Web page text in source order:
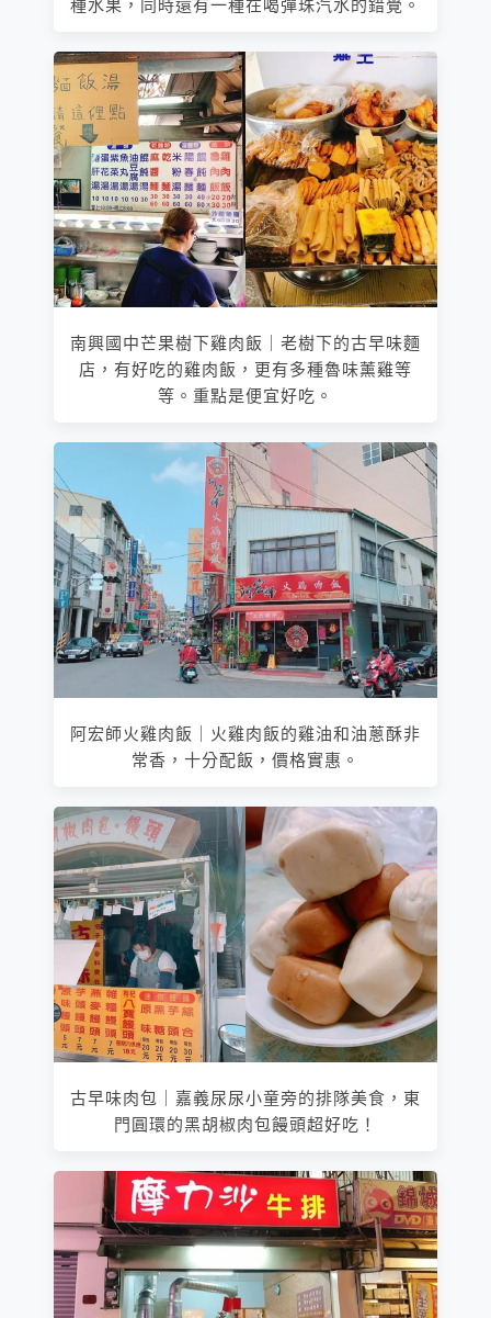
種水果，同時還有一種在喝彈珠汽水的錯覺。
南興國中芒果樹下雞肉飯｜老樹下的古早味麵
店，有好吃的雞肉飯，更有多種魯味薰雞等
等。重點是便宜好吃。
阿宏師火雞肉飯｜火雞肉飯的雞油和油蔥酥非
常香，十分配飯，價格實惠。
古早味肉包｜嘉義尿尿小童旁的排隊美食，東
門圓環的黑胡椒肉包饅頭超好吃！